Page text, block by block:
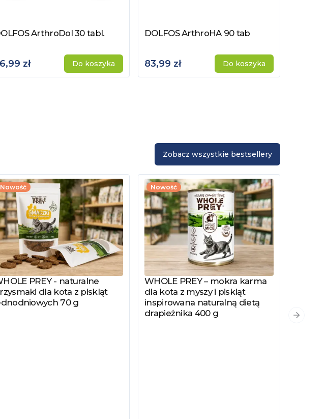
produkt
ArthroDol 30 tabl.
zł Do koszyka
Zobacz produkt
DOLFOS ArthroHA 90 tab
83,99 zł Do koszyka
Zobacz wszystkie bestsellery
Nowość
produkt
PREY - naturalne
dla kota z piskląt
70 g
Nowość
Zobacz produkt
WHOLE PREY – mokra karma
dla kota z myszy i piskląt
inspirowana naturalną dietą
drapieżnika 400 g